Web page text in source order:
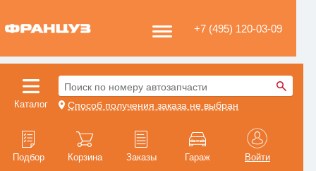
+7 (495) 120-03-09
Каталог
Поиск по номеру автозапчасти
Способ получения заказа не выбран
Подбор Корзина Заказы Гараж Войти